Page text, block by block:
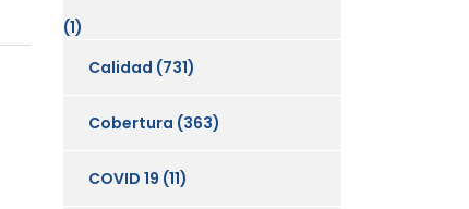
(1)
Calidad (731)
Cobertura (363)
COVID 19 (11)